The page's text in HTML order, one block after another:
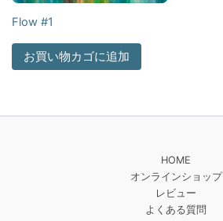
Flow #1
お買い物カゴに追加
HOME
オンラインショップ
レビュー
よくある質問